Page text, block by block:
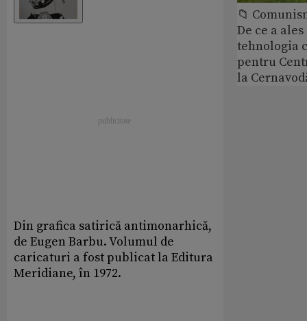
Din grafica satirică antimonarhică,
de Eugen Barbu. Volumul de
caricaturi a fost publicat la Editura
Meridiane, în 1972.
📁
De ce a
tehnologia
pentru
la